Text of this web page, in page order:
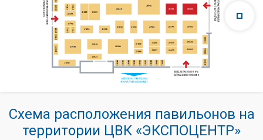
Схема расположения павильонов на
территории ЦВК «ЭКСПОЦЕНТР»